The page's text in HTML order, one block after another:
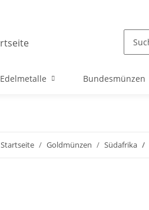
Edelmetalle Bundesmünzen
Startseite Goldmünzen Südafrika